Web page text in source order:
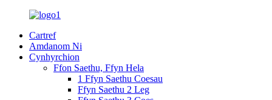
Cartref
Amdanom Ni
Cynhyrchion
Ffon Saethu, Ffyn Hela
1 Ffyn Saethu Coesau
Ffyn Saethu 2 Leg